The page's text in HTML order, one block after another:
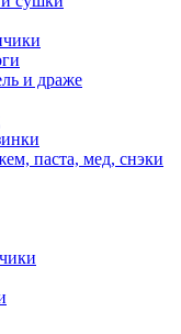
и драже
паста, мед, снэки